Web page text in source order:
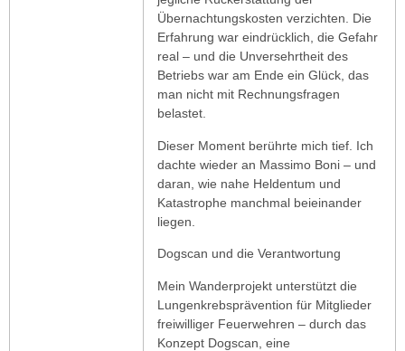
Übernachtungskosten verzichten. Die
Erfahrung war eindrücklich, die Gefahr
real – und die Unversehrtheit des
Betriebs war am Ende ein Glück, das
man nicht mit Rechnungsfragen
belastet.
Dieser Moment berührte mich tief. Ich
dachte wieder an Massimo Boni – und
daran, wie nahe Heldentum und
Katastrophe manchmal beieinander
liegen.
Dogscan und die Verantwortung
Mein Wanderprojekt unterstützt die
Lungenkrebsprävention für Mitglieder
freiwilliger Feuerwehren – durch das
Konzept Dogscan, eine